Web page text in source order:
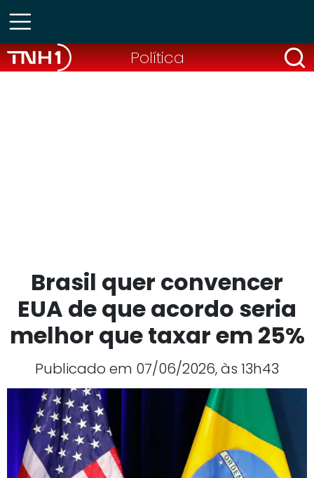
Política
Brasil quer convencer
EUA de que acordo seria
melhor que taxar em 25%
Publicado em 07/06/2026, às 13h43